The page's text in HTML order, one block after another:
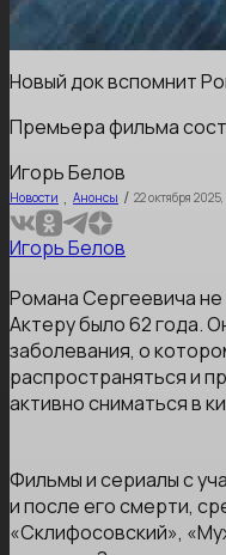
Новый док вспомнит
Премьера фильма
Игорь Белов
Новости , Анонсы / 22 октября
Игорь Белов
Романа Сергеевича не
Актеру было 62 года.
заболевания, о
распространяться и
активно сниматься в
Фильмы и сериалы с
и после его смерти,
«Склифосовский»,